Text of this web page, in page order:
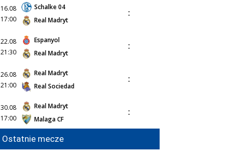
16.08
17:00
Schalke 04
Real Madryt
:
22.08
21:30
Espanyol
Real Madryt
:
26.08
21:00
Real Madryt
Real Sociedad
:
30.08
17:00
Real Madryt
Malaga CF
:
Ostatnie mecze